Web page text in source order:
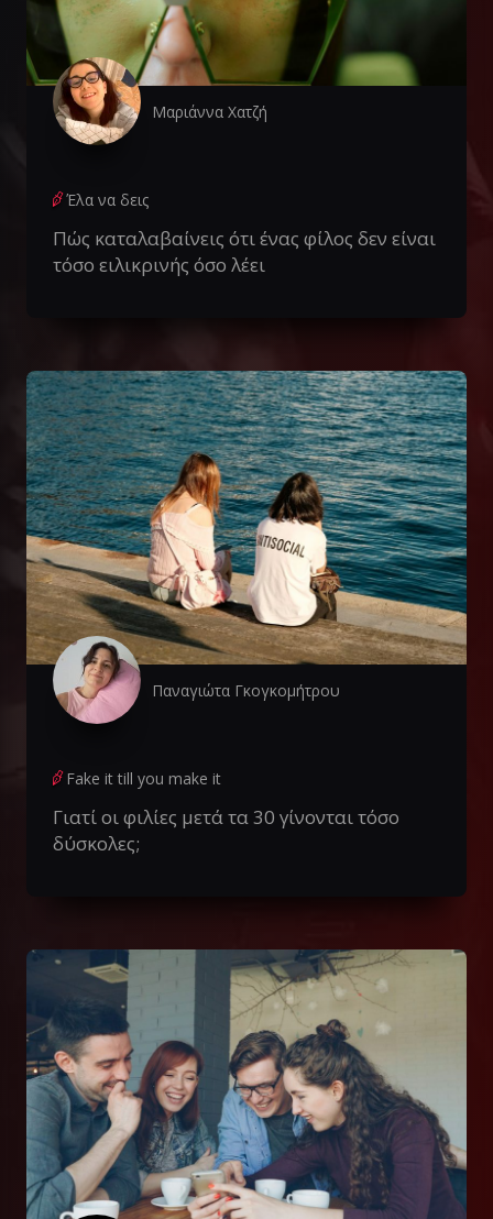
Μαριάννα Χατζή
Έλα να δεις
Πώς καταλαβαίνεις ότι ένας φίλος δεν είναι
τόσο ειλικρινής όσο λέει
Παναγιώτα Γκογκομήτρου
Fake it till you make it
Γιατί οι φιλίες μετά τα 30 γίνονται τόσο
δύσκολες;